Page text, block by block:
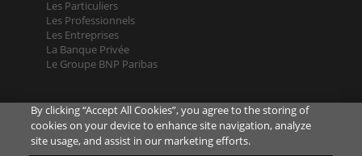
Les Particuliers
Les Professionnels
Les Entreprises
La Banque Privée
Le Groupe BNP Paribas
By clicking “Accept All Cookies”, you agree to the storing of
cookies on your device to enhance site navigation, analyze
site usage, and assist in our marketing efforts.